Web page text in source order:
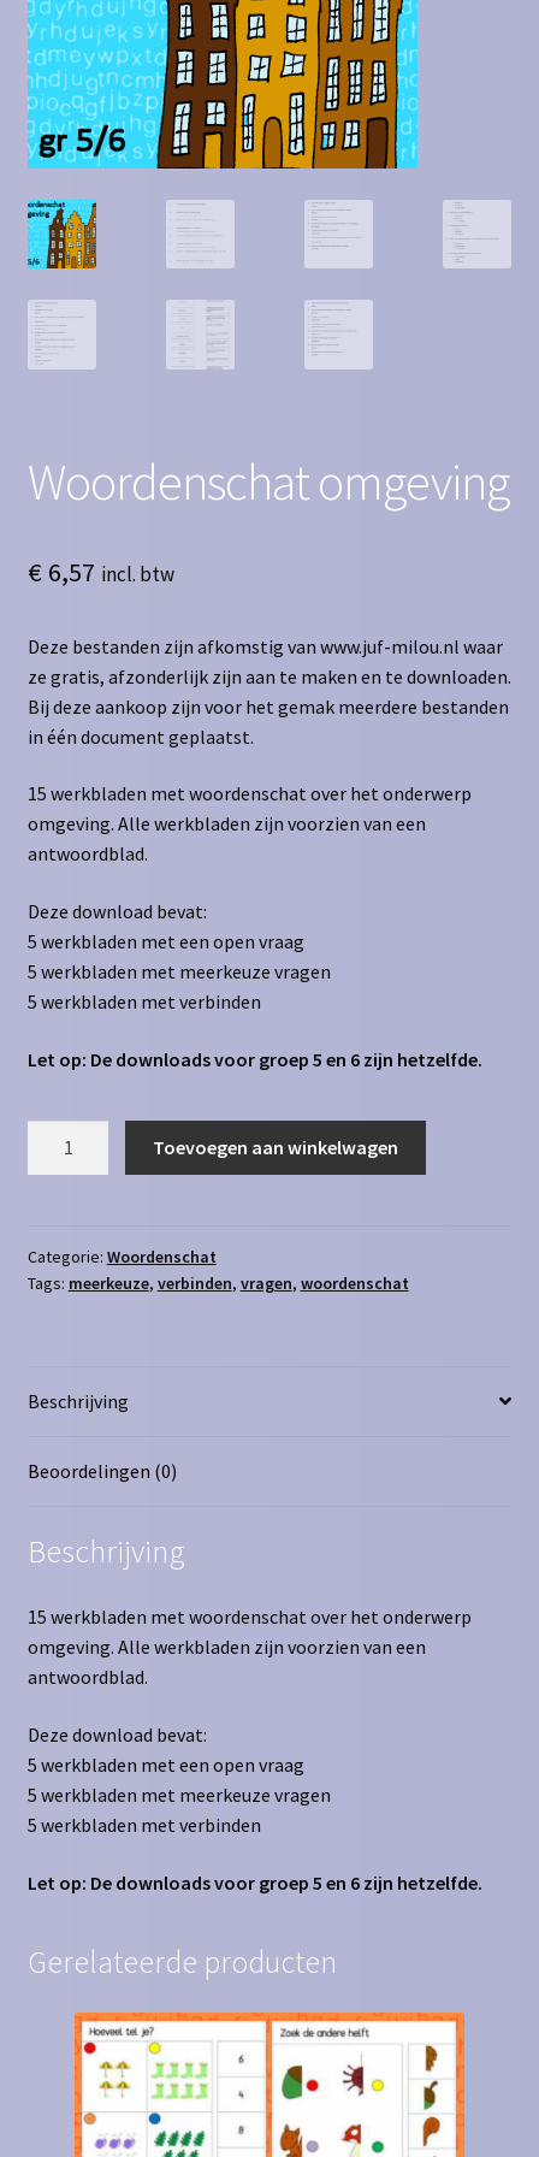
Contact
Homepagina
Mijn account
Privacy Policy
Winkel
Woordenschat omgeving
€6,57 incl. btw
Deze bestanden zijn afkomstig van www.juf-milou.nl waar
ze gratis, afzonderlijk zijn aan te maken en te downloaden.
Bij deze aankoop zijn voor het gemak meerdere bestanden
in één document geplaatst.
15 werkbladen met woordenschat over het onderwerp
omgeving. Alle werkbladen zijn voorzien van een
antwoordblad.
Deze download bevat:
5 werkbladen met een open vraag
5 werkbladen met meerkeuze vragen
5 werkbladen met verbinden
Let op: De downloads voor groep 5 en 6 zijn hetzelfde.
Toevoegen aan winkelwagen
Categorie: Woordenschat
Tags: meerkeuze, verbinden, vragen, woordenschat
Beschrijving
Beoordelingen (0)
Beschrijving
15 werkbladen met woordenschat over het onderwerp
omgeving. Alle werkbladen zijn voorzien van een
antwoordblad.
Deze download bevat:
5 werkbladen met een open vraag
5 werkbladen met meerkeuze vragen
5 werkbladen met verbinden
Let op: De downloads voor groep 5 en 6 zijn hetzelfde.
Gerelateerde producten